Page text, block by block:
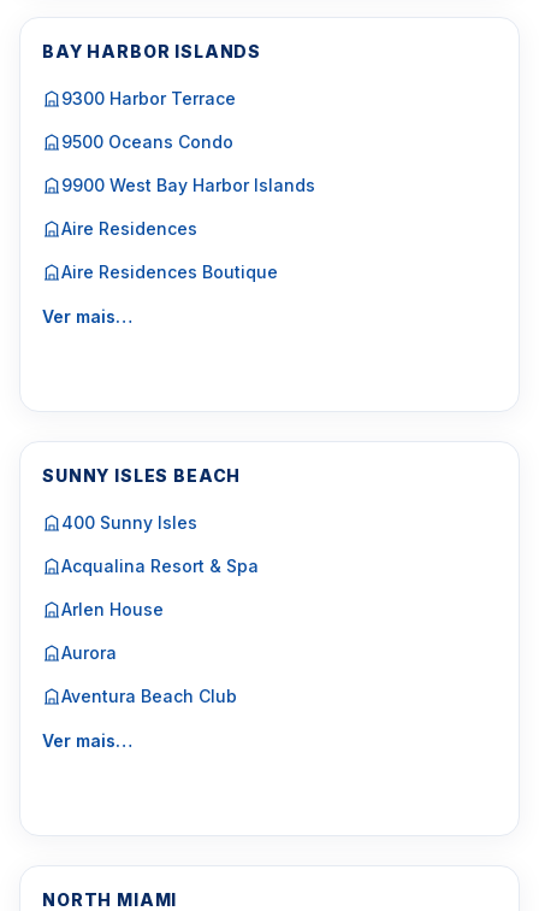
BAY HARBOR ISLANDS
9300 Harbor Terrace
9500 Oceans Condo
9900 West Bay Harbor Islands
Aire Residences
Aire Residences Boutique
Ver mais…
SUNNY ISLES BEACH
400 Sunny Isles
Acqualina Resort & Spa
Arlen House
Aurora
Aventura Beach Club
Ver mais…
NORTH MIAMI